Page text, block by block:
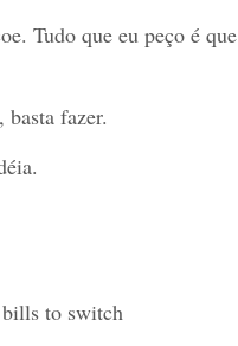
Tudo que eu peço é que
fazer.
to switch